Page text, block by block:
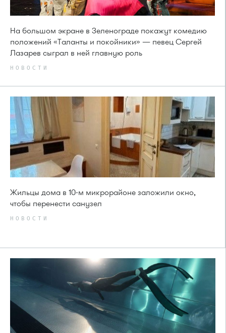
На большом экране в Зеленограде покажут комедию
положений «Таланты и покойники» — певец Сергей
Лазарев сыграл в ней главную роль
НОВОСТИ
Жильцы дома в 10-м микрорайоне заложили окно,
чтобы перенести санузел
НОВОСТИ